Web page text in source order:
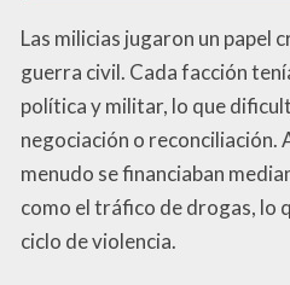
Las milicias jugaron un papel
guerra civil. Cada facción
política y militar, lo que
negociación o reconciliación.
menudo se financiaban
como el tráfico de drogas, lo
ciclo de violencia.